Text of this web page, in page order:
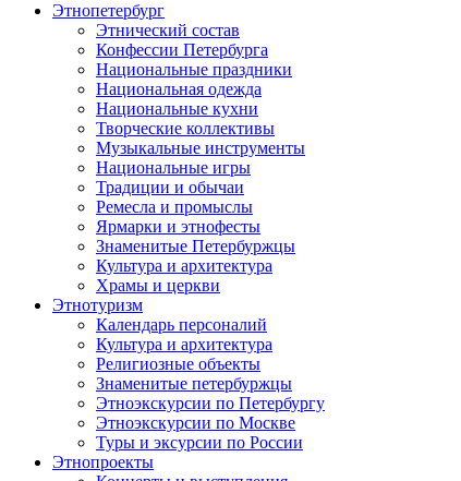
Этнопетербург
Этнический состав
Конфессии Петербурга
Национальные праздники
Национальная одежда
Национальные кухни
Творческие коллективы
Музыкальные инструменты
Национальные игры
Традиции и обычаи
Ремесла и промыслы
Ярмарки и этнофесты
Знаменитые Петербуржцы
Культура и архитектура
Храмы и церкви
Этнотуризм
Календарь персоналий
Культура и архитектура
Религиозные объекты
Знаменитые петербуржцы
Этноэкскурсии по Петербургу
Этноэкскурсии по Москве
Туры и эксурсии по России
Этнопроекты